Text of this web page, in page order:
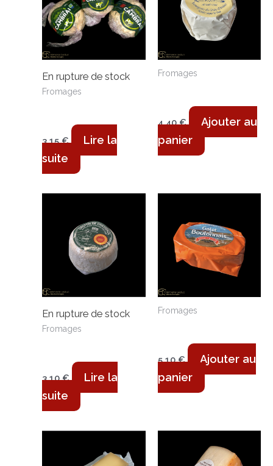
En rupture de stock
Fromages
3,15€
Lire la
suite
Fromages
4,40€
Ajouter au
panier
En rupture de stock
Fromages
3,10€
Lire la
suite
Fromages
5,10€
Ajouter au
panier